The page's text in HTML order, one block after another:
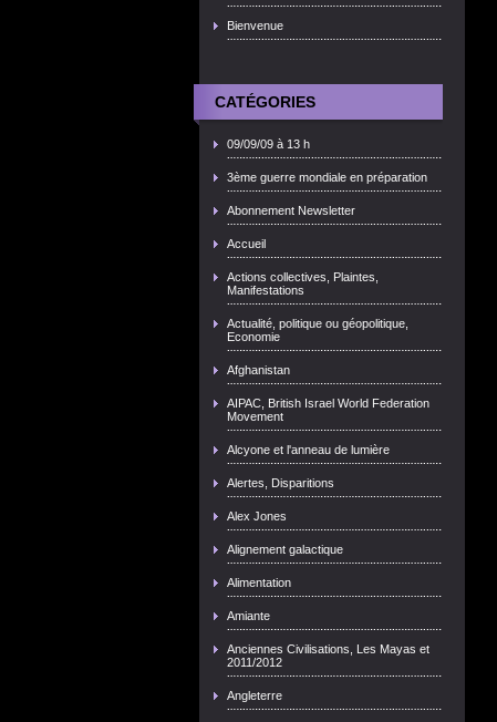
Bienvenue
CATÉGORIES
09/09/09 à 13 h
3ème guerre mondiale en préparation
Abonnement Newsletter
Accueil
Actions collectives, Plaintes,
Manifestations
Actualité, politique ou géopolitique,
Economie
Afghanistan
AIPAC, British Israel World Federation
Movement
Alcyone et l'anneau de lumière
Alertes, Disparitions
Alex Jones
Alignement galactique
Alimentation
Amiante
Anciennes Civilisations, Les Mayas et
2011/2012
Angleterre